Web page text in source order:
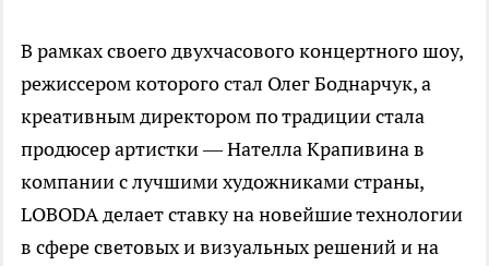
В рамках своего двухчасового концертного шоу,
режиссером которого стал Олег Боднарчук, а
креативным директором по традиции стала
продюсер артистки — Нателла Крапивина в
компании с лучшими художниками страны,
LOBODA делает ставку на новейшие технологии
в сфере световых и визуальных решений и на